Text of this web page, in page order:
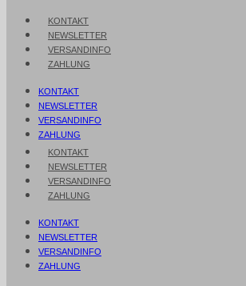
KONTAKT
NEWSLETTER
VERSANDINFO
ZAHLUNG
KONTAKT
NEWSLETTER
VERSANDINFO
ZAHLUNG
KONTAKT
NEWSLETTER
VERSANDINFO
ZAHLUNG
KONTAKT
NEWSLETTER
VERSANDINFO
ZAHLUNG